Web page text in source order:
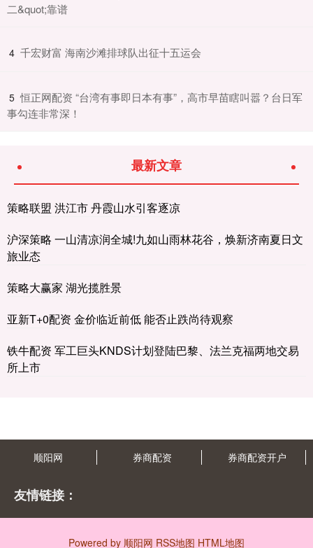
二&quot;靠谱
4 ​千宏财富 海南沙滩排球队出征十五运会
5 ​恒正网配资 “台湾有事即日本有事”，高市早苗瞎叫嚣？台日军
事勾连非常深！
最新文章
策略联盟 洪江市 丹霞山水引客逐凉
沪深策略 一山清凉润全城!九如山雨林花谷，焕新济南夏日文
旅业态
策略大赢家 湖光揽胜景
亚新T+0配资 金价临近前低 能否止跌尚待观察
铁牛配资 军工巨头KNDS计划登陆巴黎、法兰克福两地交易
所上市
顺阳网 券商配资 券商配资开户
友情链接：
Powered by 顺阳网 RSS地图 HTML地图